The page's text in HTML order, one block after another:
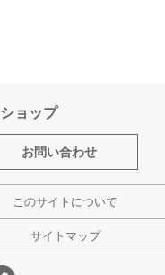
ョップ
お問い合わせ
このサイトについて
サイトマップ